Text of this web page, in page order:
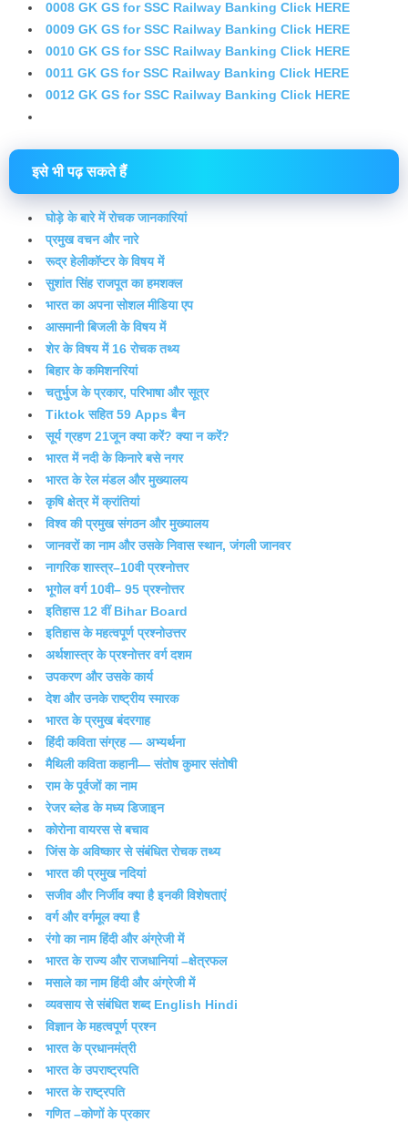
0008 GK GS for SSC Railway Banking Click HERE
0009 GK GS for SSC Railway Banking Click HERE
0010 GK GS for SSC Railway Banking Click HERE
0011 GK GS for SSC Railway Banking Click HERE
0012 GK GS for SSC Railway Banking Click HERE
इसे भी पढ़ सकते हैं
घोड़े के बारे में रोचक जानकारियां
प्रमुख वचन और नारे
रूद्र हेलीकॉप्टर के विषय में
सुशांत सिंह राजपूत का हमशक्ल
भारत का अपना सोशल मीडिया एप
आसमानी बिजली के विषय में
शेर के विषय में 16 रोचक तथ्य
बिहार के कमिशनरियां
चतुर्भुज के प्रकार, परिभाषा और सूत्र
Tiktok सहित 59 Apps बैन
सूर्य ग्रहण 21जून क्या करें? क्या न करें?
भारत में नदी के किनारे बसे नगर
भारत के रेल मंडल और मुख्यालय
कृषि क्षेत्र में क्रांतियां
विश्व की प्रमुख संगठन और मुख्यालय
जानवरों का नाम और उसके निवास स्थान, जंगली जानवर
नागरिक शास्त्र–10वी प्रश्नोत्तर
भूगोल वर्ग 10वी– 95 प्रश्नोत्तर
इतिहास 12 वीं Bihar Board
इतिहास के महत्वपूर्ण प्रश्नोउत्तर
अर्थशास्त्र के प्रश्नोत्तर वर्ग दशम
उपकरण और उसके कार्य
देश और उनके राष्ट्रीय स्मारक
भारत के प्रमुख बंदरगाह
हिंदी कविता संग्रह — अभ्यर्थना
मैथिली कविता कहानी— संतोष कुमार संतोषी
राम के पूर्वजों का नाम
रेजर ब्लेड के मध्य डिजाइन
कोरोना वायरस से बचाव
जिंस के अविष्कार से संबंधित रोचक तथ्य
भारत की प्रमुख नदियां
सजीव और निर्जीव क्या है इनकी विशेषताएं
वर्ग और वर्गमूल क्या है
रंगो का नाम हिंदी और अंग्रेजी में
भारत के राज्य और राजधानियां –क्षेत्रफल
मसाले का नाम हिंदी और अंग्रेजी में
व्यवसाय से संबंधित शब्द English Hindi
विज्ञान के महत्वपूर्ण प्रश्न
भारत के प्रधानमंत्री
भारत के उपराष्ट्रपति
भारत के राष्ट्रपति
गणित –कोणों के प्रकार